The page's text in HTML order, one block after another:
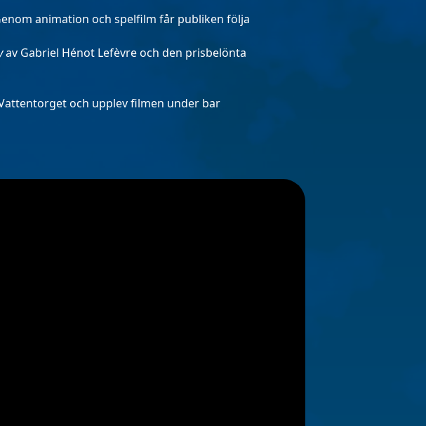
animation och spelfilm får publiken följa
av Gabriel Hénot Lefèvre och den prisbelönta
och upplev filmen under bar